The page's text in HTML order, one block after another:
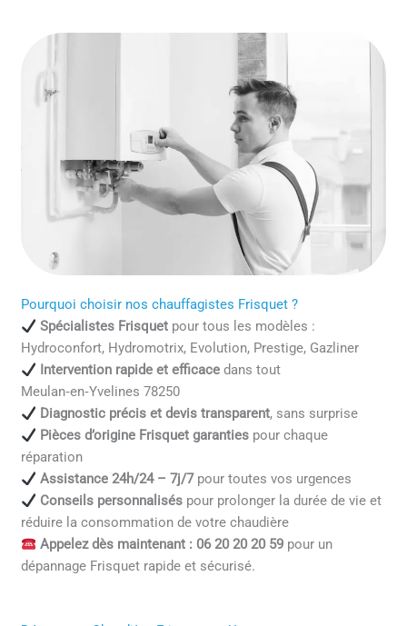
Pourquoi choisir nos chauffagistes Frisquet ?
Spécialistes Frisquetpour tous les modèles :
Hydroconfort, Hydromotrix, Evolution, Prestige, Gazliner
Intervention rapide et efficacedans tout
Meulan‑en‑Yvelines 78250
Diagnostic précis et devis transparent, sans surprise
Pièces d’origine Frisquet garantiespour chaque
réparation
Assistance 24h/24 – 7j/7pour toutes vos urgences
Conseils personnaliséspour prolonger la durée de vie et
réduire la consommation de votre chaudière
Appelez dès maintenant : 06 20 20 20 59pour un
dépannage Frisquet rapide et sécurisé.